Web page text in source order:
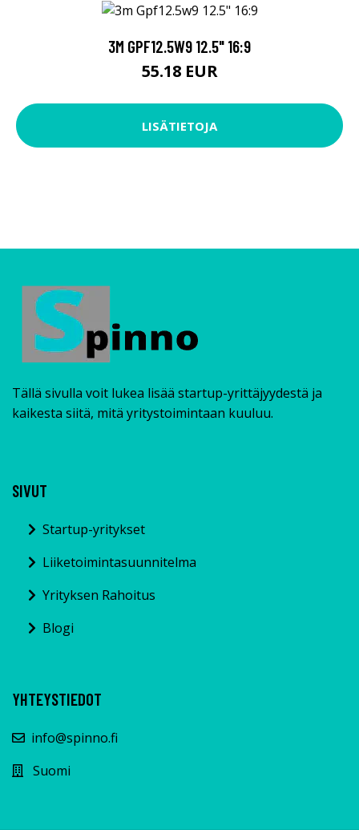
3M GPF12.5W9 12.5" 16:9
55.18 EUR
LISÄTIETOJA
Tällä sivulla voit lukea lisää startup-yrittäjyydestä ja
kaikesta siitä, mitä yritystoimintaan kuuluu.
SIVUT
Startup-yritykset
Liiketoimintasuunnitelma
Yrityksen Rahoitus
Blogi
YHTEYSTIEDOT
info@spinno.fi
Suomi